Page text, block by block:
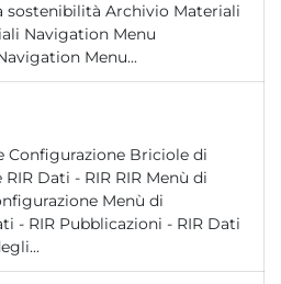
sostenibilità Archivio Materiali
Navigation Menu
Menu...
Configurazione Briciole di
Dati - RIR RIR Menù di
Menù di
- RIR Pubblicazioni - RIR Dati